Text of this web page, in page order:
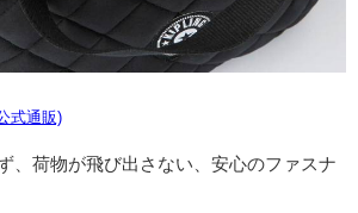
式通販)
、荷物が飛び出さない、安心のファスナ